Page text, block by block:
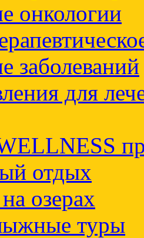
онкологии
заболеваний
для
отдых
озерах
туры